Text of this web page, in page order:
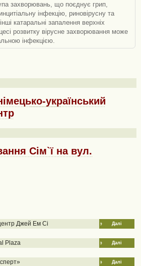
захворювань, що поєднує грип,
інфекцію, риновірусну та
катаральні запалення верхніх
розвитку вірусне захворювання може
інфекцією.
український
Сім`ї на вул.
Далі
Джей Ем Сі
Далі
Plaza
Далі